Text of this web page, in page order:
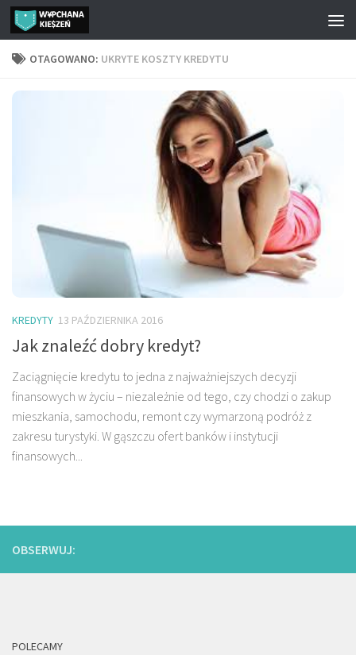
Przejdź do treści
OTAGOWANO: UKRYTE KOSZTY KREDYTU
KREDYTY 13 PAŹDZIERNIKA 2016
Jak znaleźć dobry kredyt?
Zaciągnięcie kredytu to jedna z najważniejszych decyzji
finansowych w życiu – niezależnie od tego, czy chodzi o zakup
mieszkania, samochodu, remont czy wymarzoną podróż z
zakresu turystyki. W gąszczu ofert banków i instytucji
finansowych...
OBSERWUJ:
POLECAMY